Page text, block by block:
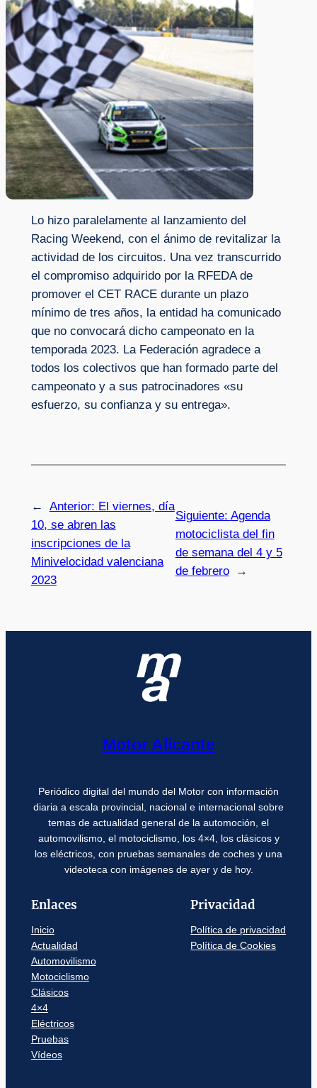
Lo hizo paralelamente al lanzamiento del
Racing Weekend, con el ánimo de revitalizar la
actividad de los circuitos. Una vez transcurrido
el compromiso adquirido por la RFEDA de
promover el CET RACE durante un plazo
mínimo de tres años, la entidad ha comunicado
que no convocará dicho campeonato en la
temporada 2023. La Federación agradece a
todos los colectivos que han formado parte del
campeonato y a sus patrocinadores «su
esfuerzo, su confianza y su entrega».
← Anterior: El viernes, día
10, se abren las
inscripciones de la
Minivelocidad valenciana
2023
Siguiente: Agenda
motociclista del fin
de semana del 4 y 5
de febrero
→
Motor Alicante
Periódico digital del mundo del Motor con información
diaria a escala provincial, nacional e internacional sobre
temas de actualidad general de la automoción, el
automovilismo, el motociclismo, los 4×4, los clásicos y
los eléctricos, con pruebas semanales de coches y una
videoteca con imágenes de ayer y de hoy.
Enlaces
Inicio
Actualidad
Automovilismo
Motociclismo
Clásicos
4×4
Eléctricos
Pruebas
Vídeos
Privacidad
Política de privacidad
Política de Cookies